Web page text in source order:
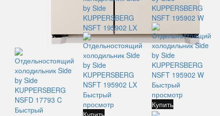
Быстрый
Быстрый
просмотр
Купить
Быстрый
просмотр
Купить